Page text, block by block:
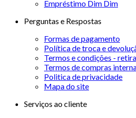
Empréstimo Dim Dim
Perguntas e Respostas
Formas de pagamento
Política de troca e
Termos e condições -
Termos de compras
Politica de privacidade
Mapa do site
Serviços ao cliente